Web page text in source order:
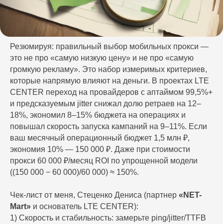
Резюмируя: правильный выбор мобильных прокси —
это не про «самую низкую цену» и не про «самую
громкую рекламу». Это набор измеримых критериев,
которые напрямую влияют на деньги. В проектах LTE
CENTER переход на провайдеров с аптаймом 99,5%+
и предсказуемым jitter снижал долю ретраев на 12–
18%, экономил 8–15% бюджета на операциях и
повышал скорость запуска кампаний на 9–11%. Если
ваш месячный операционный бюджет 1,5 млн ₽,
экономия 10% — 150 000 ₽. Даже при стоимости
прокси 60 000 ₽/месяц ROI по упрощенной модели
((150 000 − 60 000)/60 000) ≈ 150%.
Чек‑лист от меня, Стеценко Дениса (партнер «NET-
Mart» и основатель LTE CENTER):
1) Скорость и стабильность: замерьте ping/jitter/TTFB